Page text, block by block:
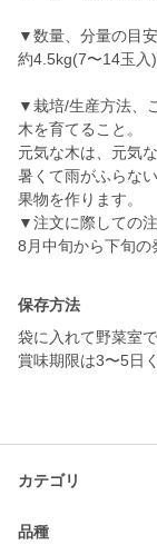
▼数量、分量の目安
約4.5kg(7〜14玉入)
▼栽培/生産方法、
木を育てること。
元気な木は、元気
暑くて雨がふらな
果物を作ります。
▼注文に際しての
8月中旬から下旬の
保存方法
袋に入れて野菜室
賞味期限は3〜5日
カテゴリ
品種